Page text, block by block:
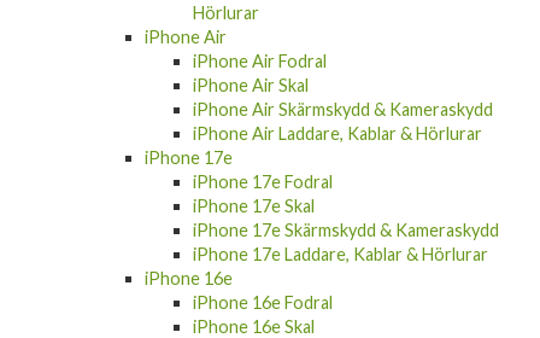
Hörlurar
iPhone Air
iPhone Air Fodral
iPhone Air Skal
iPhone Air Skärmskydd & Kameraskydd
iPhone Air Laddare, Kablar & Hörlurar
iPhone 17e
iPhone 17e Fodral
iPhone 17e Skal
iPhone 17e Skärmskydd & Kameraskydd
iPhone 17e Laddare, Kablar & Hörlurar
iPhone 16e
iPhone 16e Fodral
iPhone 16e Skal